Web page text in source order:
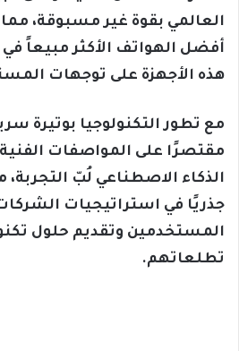
العالمي بقوة غير مسبوقة،
هذه الأجهزة على توجهات
مع تطور التكنولوجيا بوتيرة
مقتصرًا على المواصفات
الذكاء الاصطناعي لُبّ
جذريًا في استراتيجيات
المستخدمين وتقديم حلول
تطلعاتهم.